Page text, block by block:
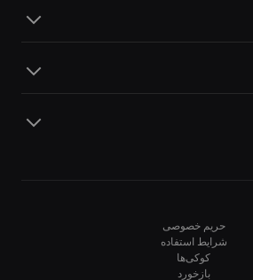
حریم خصوصی
شرایط استفاده
کوکی‌ها
بازخورد
10